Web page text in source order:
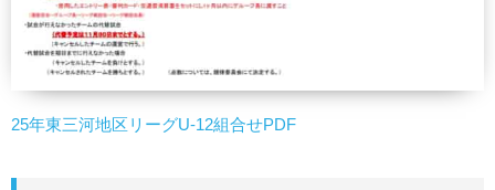
25年東三河地区リーグU-12組合せPDF